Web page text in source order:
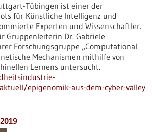
Tübingen ist einer der
für Künstliche Intelligenz und
Experten und Wissenschaftler.
Gruppenleiterin Dr. Gabriele
Forschungsgruppe „Computational
Mechanismen mithilfe von
Lernens untersucht.
epigenomik-aus-dem-cyber-valley